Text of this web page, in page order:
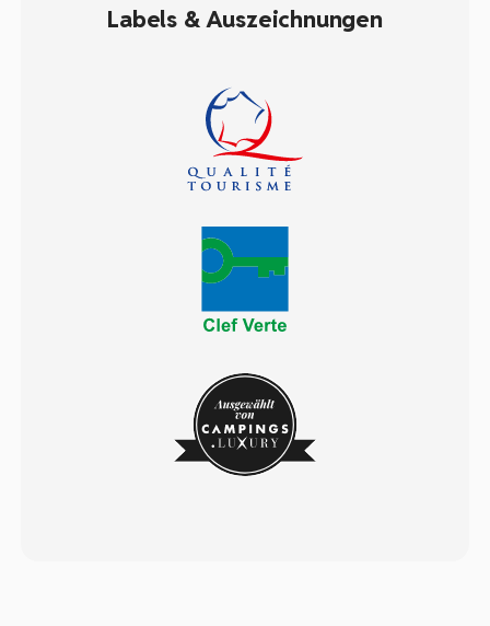
Labels & Auszeichnungen